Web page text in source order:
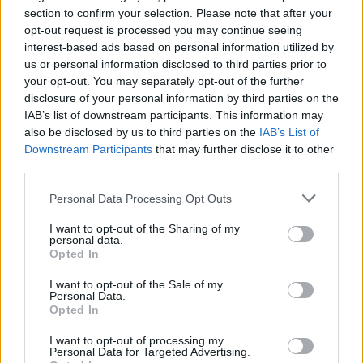
section to confirm your selection. Please note that after your
opt-out request is processed you may continue seeing
interest-based ads based on personal information utilized by
us or personal information disclosed to third parties prior to
your opt-out. You may separately opt-out of the further
disclosure of your personal information by third parties on the
IAB’s list of downstream participants. This information may
also be disclosed by us to third parties on the IAB’s List of
Downstream Participants that may further disclose it to other
Please note that this website/app uses one or more Google
not limited to your visit or usage behaviour. You may click to
grant or deny consent to Google and its third-party tags to
use your data for below specified purposes in below Google
consent section.
Personal Data Processing Opt Outs
I want to opt-out of the Sharing of my
personal data.
Opted In
I want to opt-out of the Sale of my
Personal Data.
Opted In
I want to opt-out of processing my
Personal Data for Targeted Advertising.
sőt a fanatikus radikális iszlamisták
terrorszervezeteivel, nap mint nap számolnia kell a
moszkvai elitnek. Viszont amennyire megnehezíti a
dolgukat, annyira segíti is ez. Mert ennek révén
orosz állam polgárait személyes kapcsolatok fűzik
az iszlám országaihoz,szervezeteihez. Ez többek
között olyan oroszországi – részben népi – tudás
felhalmozását jelentette és jelenti, amelyre egyáltalán
Moszkva számára adott a lehetőség, hogy erre építve
megsokszorozza tényleges erejét, befolyását.
Különösen felértékelődhet ez a szempont most, amikor
már tudható, hogy
a formálódó washingtoni
adminisztráció több tagja nem csupán a Mohamed
tanait szélsőségesen értelmezőket utasítja el,
úgy ahogy van, magát az iszlámot is. Egyre többen
tekintik olyannak tekintik ezt a civilizációt, ezt a